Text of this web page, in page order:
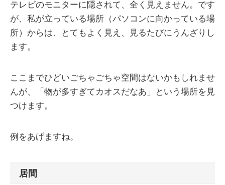
テレビのモニターに隠されて、全く見えません。です
が、私が立っている場所（パソコンに向かっている場
所）からは、とてもよく見え、見るたびにうんざりし
ます。
ここまでひどいごちゃごちゃ空間はないかもしれませ
んが、「物が多すぎてカオスだなあ」という場所を見
つけます。
例をあげますね。
居間